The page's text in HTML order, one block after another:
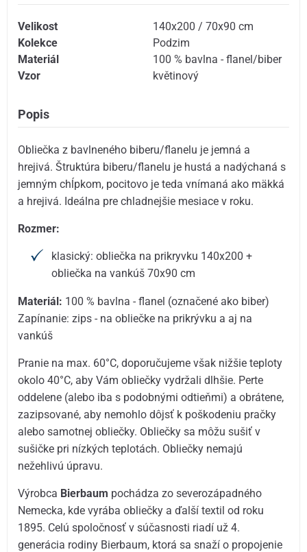
Velikost
140x200 / 70x90 cm
Kolekce
Podzim
Materiál
100 % bavlna - flanel/biber
Vzor
květinový
Popis
Obliečka z bavlneného biberu/flanelu je jemná a
hrejivá. Štruktúra biberu/flanelu je hustá a nadýchaná s
jemným chĺpkom, pocitovo je teda vnímaná ako mäkká
a hrejivá. Ideálna pre chladnejšie mesiace v roku.
Rozmer:
klasický: obliečka na prikryvku 140x200 +
obliečka na vankúš 70x90 cm
Materiál: 100 % bavlna - flanel (označené ako biber)
Zapínanie: zips - na obliečke na prikrývku a aj na
vankúš
Pranie na max. 60°C, doporučujeme však nižšie teploty
okolo 40°C, aby Vám obliečky vydržali dlhšie. Perte
oddelene (alebo iba s podobnými odtieňmi) a obrátene,
zazipsované, aby nemohlo dôjsť k poškodeniu pračky
alebo samotnej obliečky. Obliečky sa môžu sušiť v
sušičke pri nízkých teplotách. Obliečky nemajú
nežehlivú úpravu.
Výrobca Bierbaum pochádza zo severozápadného
Nemecka, kde vyrába obliečky a ďalší textil od roku
1895. Celú spoločnosť v súčasnosti riadí už 4.
generácia rodiny Bierbaum, ktorá sa snaží o propojenie